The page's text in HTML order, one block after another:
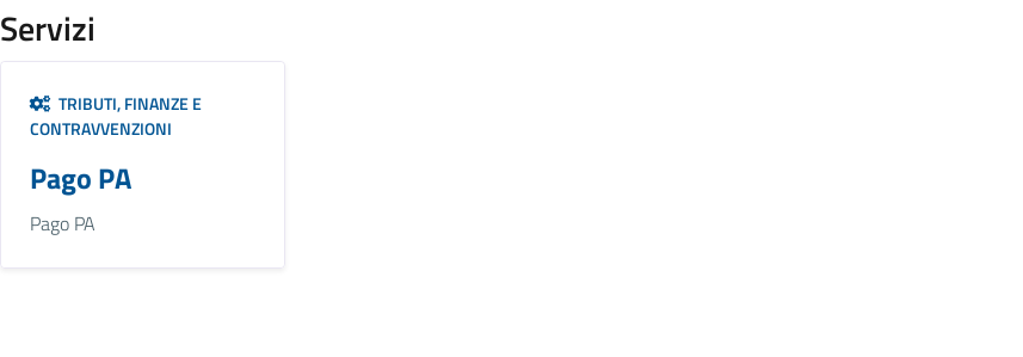
Servizi
TRIBUTI, FINANZE E
CONTRAVVENZIONI
Pago PA
Pago PA